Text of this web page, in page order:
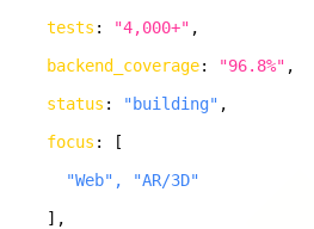
tests : "4,000+" ,
backend_coverage: "96.8%" ,
status : "building" ,
focus : [
"Web", "AR/3D"
],